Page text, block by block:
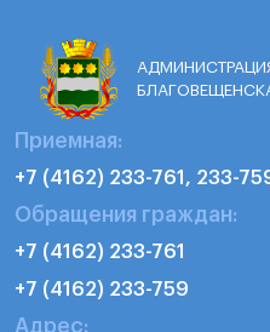
Приемная:
+7 (4162) 233-761, 233-
Обращения граждан:
+7 (4162) 233-761
+7 (4162) 233-759
Адрес: